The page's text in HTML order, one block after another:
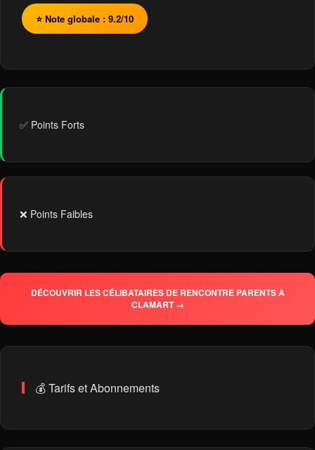
⭐ Note globale : 9.2/10
✅ Points Forts
❌ Points Faibles
DÉCOUVRIR LES CÉLIBATAIRES DE RENCONTRE PARENTS À
CLAMART →
💰 Tarifs et Abonnements